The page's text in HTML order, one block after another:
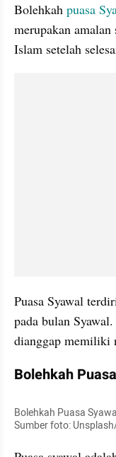
Bolehkah puasa
merupakan
Islam setelah
Puasa Syawal
pada bulan
dianggap memiliki
Bolehkah
Bolehkah Puasa
Sumber foto: